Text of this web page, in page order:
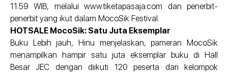
11.59 WIB, melalui www.tiketapasaja.com dan penerbit-
penerbit yang ikut dalam MocoSik Festival.
HOTSALE MocoSik: Satu Juta Eksemplar
Buku Lebih jauh, Hinu menjelaskan, pameran MocoSik
menampilkan hampir satu juta eksemplar buku di Hall
Besar JEC dengan diikuti 120 peserta dari kelompok